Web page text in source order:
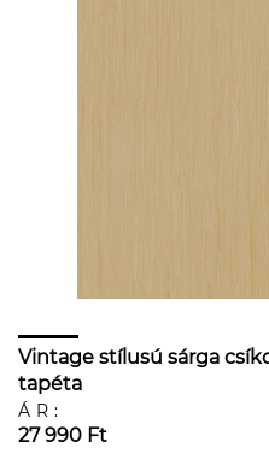
Vintage stílusú sárga
tapéta
ÁR:
27 990 Ft